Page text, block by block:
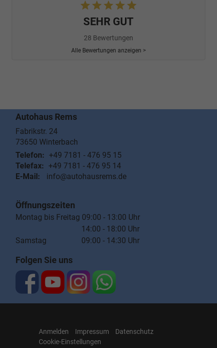
SEHR GUT
28 Bewertungen
Alle Bewertungen anzeigen >
Autohaus Rems
Fabrikstr. 24
73650 Winterbach
Telefon: +49 7181 - 476 95 15
Telefax: +49 7181 - 476 95 14
E-Mail:
info@autohausrems.de
Öffnungszeiten
Montag bis Freitag 09:00 - 13:00 Uhr
14:00 - 18:00 Uhr
Samstag 09:00 - 14:30 Uhr
Folgen Sie uns
Anmelden Impressum
Datenschutz
Cookie-Einstellungen